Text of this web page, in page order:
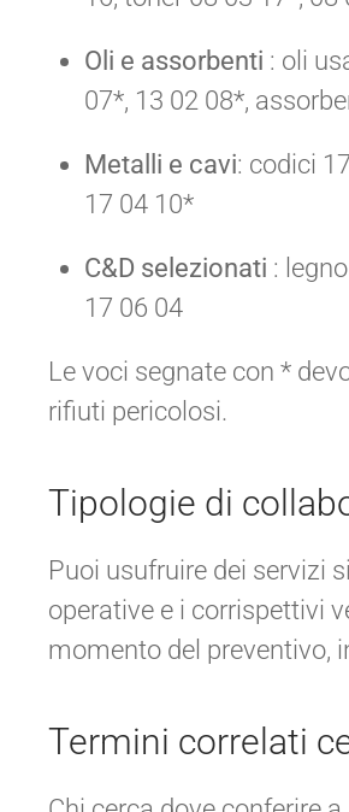
Oli e assorbenti : oli
07*, 13 02 08*,
Metalli e cavi: codici
17 04 10*
C&D selezionati :
17 06 04
Le voci segnate con *
rifiuti pericolosi.
Tipologie di
Puoi usufruire dei servizi
operative e i corrispettivi
momento del preventivo,
Termini correlati